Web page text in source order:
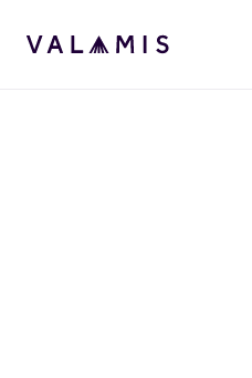
Skip to content
Valamis